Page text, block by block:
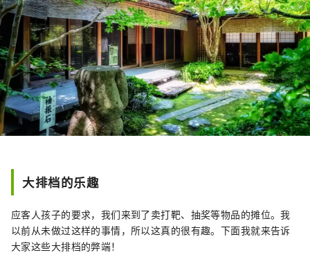
大排档的乐趣
应客人孩子的要求，我们来到了卖打靶、抽奖等物品的摊位。我
以前从未做过这样的事情，所以这真的很有趣。下面我就来告诉
大家这些大排档的弊端！